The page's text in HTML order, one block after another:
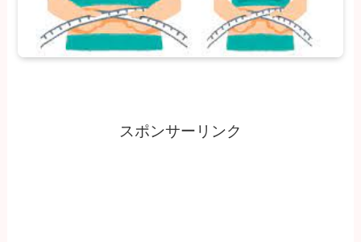
スポンサーリンク